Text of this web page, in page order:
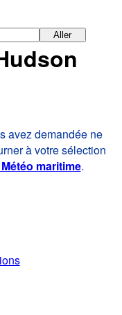
Aller
avez demandée ne
à votre sélection
maritime.